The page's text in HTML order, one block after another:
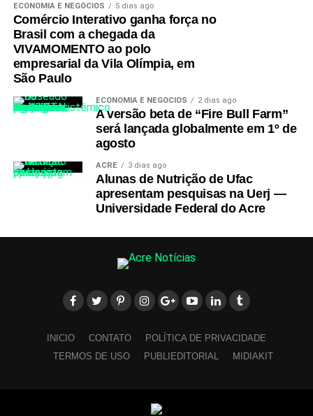
ECONOMIA E NEGÓCIOS 5 dias ago
Comércio Interativo ganha força no
Brasil com a chegada da
VIVAMOMENTO ao polo
empresarial da Vila Olímpia, em
São Paulo
ECONOMIA E NEGÓCIOS 2 dias ago
A versão beta de “Fire Bull Farm”
será lançada globalmente em 1º de
agosto
ACRE 3 dias ago
Alunas de Nutrição de Ufac
apresentam pesquisas na Uerj —
Universidade Federal do Acre
INICIO CONTATO
POLÍTICA DE PRIVACIDADE
TERMOS DE USO
PUBLIEDITORIAL MIDIAKIT